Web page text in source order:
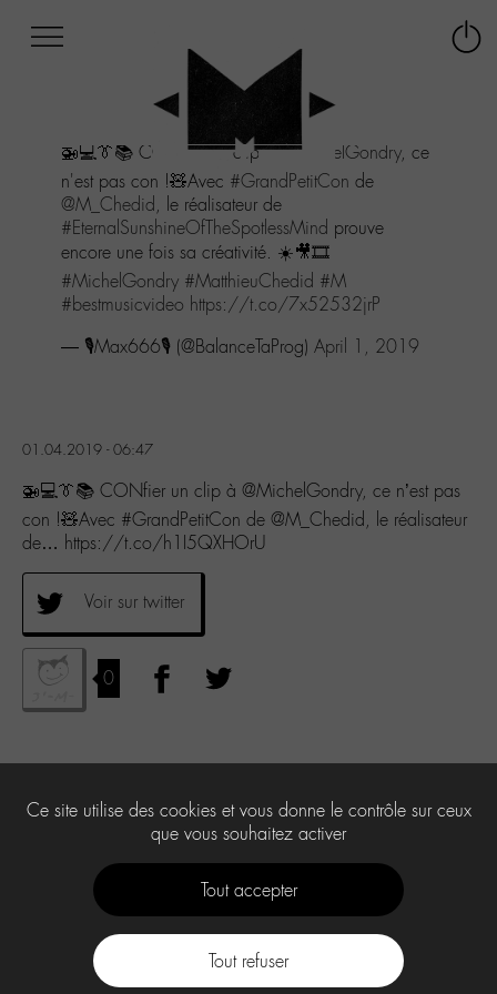
menu
Aller
contenu
Aller
recherche
🚁💻👔📚 CONfier un clip à@MichelGondry, ce
n'est pas con !🧸Avec #GrandPetitCon de
@M_Chedid, le réalisateur de
#EternalSunshineOfTheSpotlessMind prouve
encore une fois sa créativité. ☀️🎥🎞
#MichelGondry #MatthieuChedid #M
#bestmusicvideo https://t.co/7x52532jrP
— 🎙️Max666🎙️ (@BalanceTaProg) April 1, 2019
01.04.2019 - 06:47
🚁💻👔📚 CONfier un clip à @MichelGondry, ce n’est pas
con !🧸Avec #GrandPetitCon de @M_Chedid, le réalisateur
de… https://t.co/h1I5QXHOrU
Voir sur twitter
0
Ce site utilise des cookies et vous donne le contrôle sur ceux
que vous souhaitez activer
Tout accepter
Tout refuser